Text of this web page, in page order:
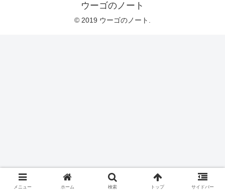
ウーゴのノート
© 2019 ウーゴのノート.
メニュー ホーム 検索 トップ サイドバー